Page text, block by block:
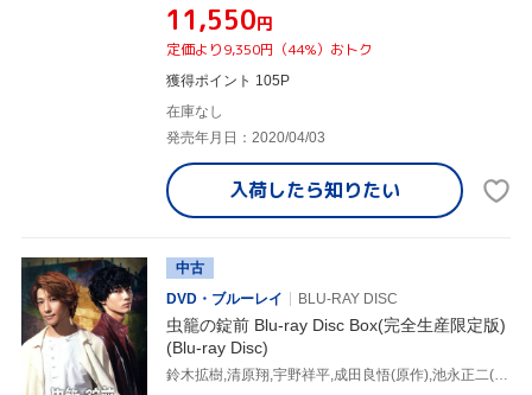
¥11,550円
定価より9,350円（44%）おトク
獲得ポイント 105P
在庫なし
発売年月日：2020/04/03
入荷したら知りたい
中古
DVD・ブルーレイ
BLU-RAY DISC
虫籠の錠前 Blu-ray Disc Box(完全生産限定版)
(Blu-ray Disc)
鈴木拡樹,清原翔,宇野祥平,成田良悟(原作),池永正二(音楽)